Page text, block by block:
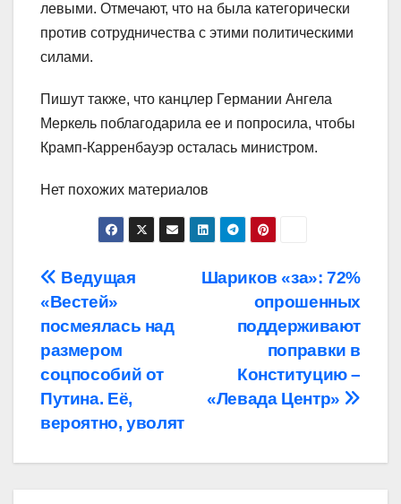
левыми. Отмечают, что на была категорически
против сотрудничества с этими политическими
силами.
Пишут также, что канцлер Германии Ангела
Меркель поблагодарила ее и попросила, чтобы
Крамп-Карренбауэр осталась министром.
Нет похожих материалов
Навигация
по
записям
Шариков «за»: 72%
опрошенных
поддерживают
поправки в
Конституцию –
«Левада Центр»
Ведущая
«Вестей»
посмеялась над
размером
соцпособий от
Путина. Её,
вероятно, уволят